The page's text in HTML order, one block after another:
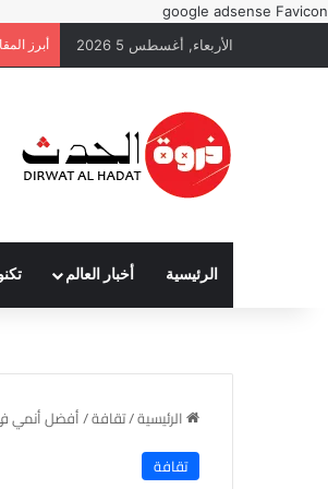
google adsense Favicon
الأربعاء, أغسطس 5 2026
أبرز
الرئيسية أخبار العالم
الرئيسية/تقافة/أفضل أنمي
تقافة